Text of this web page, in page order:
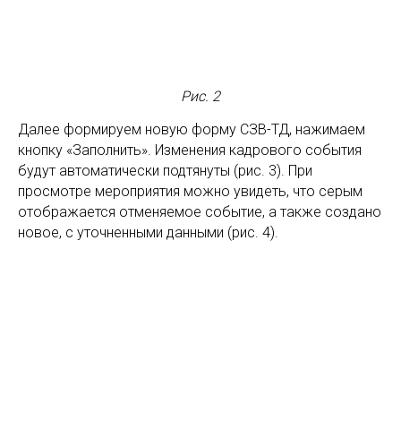
Рис. 2
Далее формируем новую форму СЗВ-ТД, нажимаем
кнопку «Заполнить». Изменения кадрового события
будут автоматически подтянуты (рис. 3). При
просмотре мероприятия можно увидеть, что серым
отображается отменяемое событие, а также создано
новое, с уточненными данными (рис. 4).